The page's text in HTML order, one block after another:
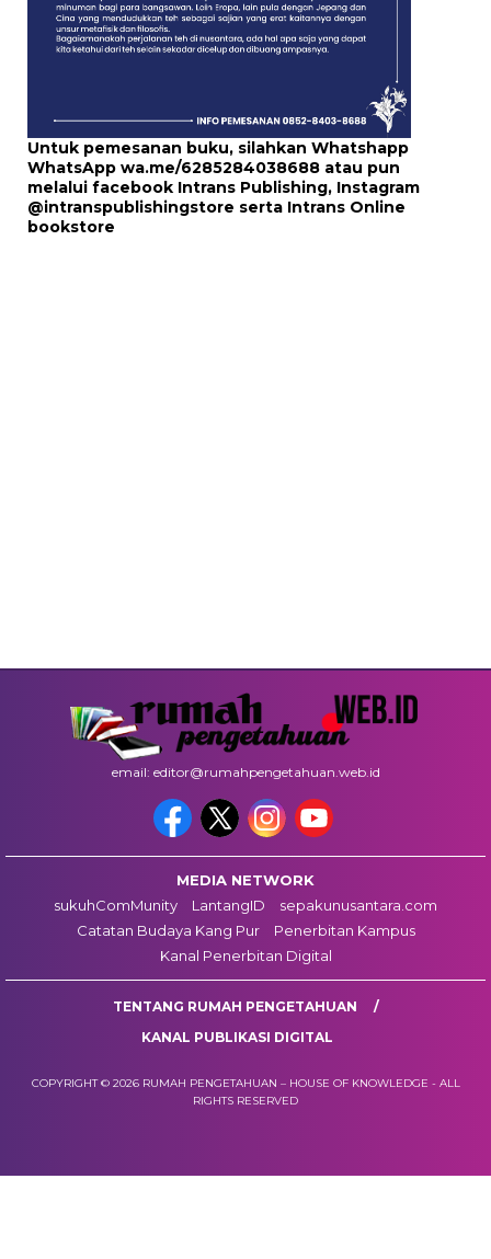
Untuk pemesanan buku, silahkan Whatshapp
WhatsApp wa.me/6285284038688 atau pun
melalui facebook Intrans Publishing, Instagram
@intranspublishingstore serta Intrans Online
bookstore
email: editor@rumahpengetahuan.web.id
MEDIA NETWORK
sukuhComMunity
LantangID
sepakunusantara.com
Catatan Budaya Kang Pur
Penerbitan Kampus
Kanal Penerbitan Digital
TENTANG RUMAH PENGETAHUAN
KANAL PUBLIKASI DIGITAL
COPYRIGHT © 2026 RUMAH PENGETAHUAN – HOUSE OF KNOWLEDGE - ALL
RIGHTS RESERVED